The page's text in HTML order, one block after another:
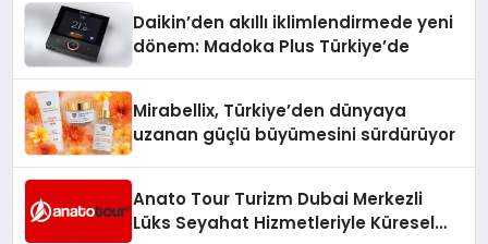
Daikin’den akıllı iklimlendirmede yeni
dönem: Madoka Plus Türkiye’de
Mirabellix, Türkiye’den dünyaya
uzanan güçlü büyümesini sürdürüyor
Anato Tour Turizm Dubai Merkezli
Lüks Seyahat Hizmetleriyle Küresel